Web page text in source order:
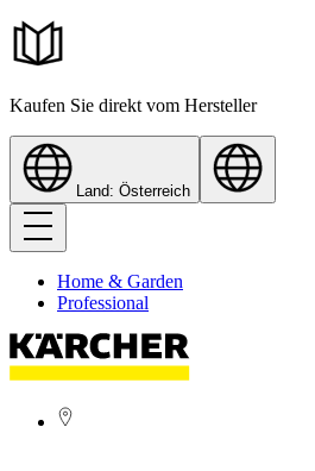
Kaufen Sie direkt vom Hersteller
Land: Österreich
Home & Garden
Professional